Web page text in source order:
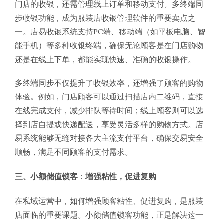
门店的收银，还需管理线上订单和移动支付。多终端同
步收银功能，成为服装店收银管理软件的重要卖点之
一。店易收银系统支持PC端、移动端（如平板电脑、智
能手机）等多种收银终端，确保无论顾客是在门店购物
还是在线上下单，都能实现快速、准确的收银操作。
多终端同步不仅提升了收银效率，还增强了顾客的购物
体验。例如，门店顾客可以通过扫描店内二维码，直接
在线完成支付，减少排队等待时间；线上顾客则可以选
择到店自提或快递配送，享受灵活多样的购物方式。店
易系统能够无缝对接各大主流支付平台，确保交易安全
顺畅，满足不同顾客的支付需求。
三、小额储值锁客：增强粘性，促进复购
在私域运营中，如何增强顾客粘性、促进复购，是服装
店面临的重要课题。小额储值锁客功能，正是解决这一